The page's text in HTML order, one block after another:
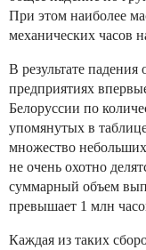
При этом наиболее
механических часов
В результате
предприятиях
Белоруссии по
упомянутых в
множество
не очень охотно
суммарный объем
превышает 1 млн
Каждая из таких